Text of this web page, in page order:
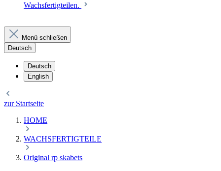
Wachsfertigteilen.
Menü schließen
Deutsch
Deutsch
English
zur Startseite
HOME
WACHSFERTIGTEILE
Original rp skabets